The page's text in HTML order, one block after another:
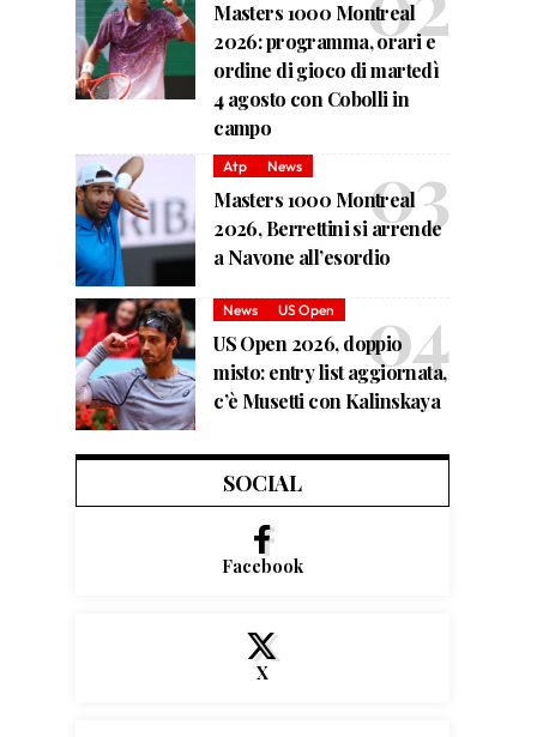
Masters 1000 Montreal
2026: programma, orari e
ordine di gioco di martedì
4 agosto con Cobolli in
campo
Atp News
Masters 1000 Montreal
2026, Berrettini si arrende
a Navone all’esordio
News US Open
US Open 2026, doppio
misto: entry list aggiornata,
c’è Musetti con Kalinskaya
SOCIAL
Facebook
X